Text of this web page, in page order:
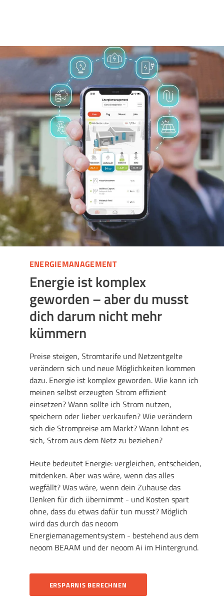
ENERGIEMANAGEMENT
Energie ist komplex
geworden – aber du musst
dich darum nicht mehr
kümmern
Preise steigen, Stromtarife und Netzentgelte
verändern sich und neue Möglichkeiten kommen
dazu. Energie ist komplex geworden. Wie kann ich
meinen selbst erzeugten Strom effizient
einsetzen? Wann sollte ich Strom nutzen,
speichern oder lieber verkaufen? Wie verändern
sich die Strompreise am Markt? Wann lohnt es
sich, Strom aus dem Netz zu beziehen?
Heute bedeutet Energie: vergleichen, entscheiden,
mitdenken. Aber was wäre, wenn das alles
wegfällt? Was wäre, wenn dein Zuhause das
Denken für dich übernimmt - und Kosten spart
ohne, dass du etwas dafür tun musst? Möglich
wird das durch das neoom
Energiemanagementsystem - bestehend aus dem
neoom BEAAM und der neoom Ai im Hintergrund.
ERSPARNIS BERECHNEN